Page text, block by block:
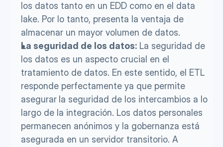
los datos tanto en un EDD como en el data
lake. Por lo tanto, presenta la ventaja de
almacenar un mayor volumen de datos.
La seguridad de los datos: La seguridad de
los datos es un aspecto crucial en el
tratamiento de datos. En este sentido, el ETL
responde perfectamente ya que permite
asegurar la seguridad de los intercambios a lo
largo de la integración. Los datos personales
permanecen anónimos y la gobernanza está
asegurada en un servidor transitorio. A